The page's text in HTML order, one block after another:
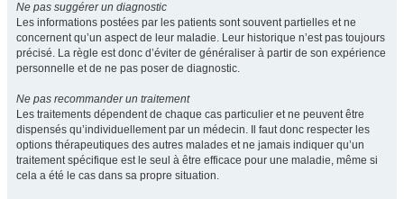
Ne pas suggérer un diagnostic
Les informations postées par les patients sont souvent partielles et ne
concernent qu’un aspect de leur maladie. Leur historique n’est pas toujours
précisé. La règle est donc d’éviter de généraliser à partir de son expérience
personnelle et de ne pas poser de diagnostic.
Ne pas recommander un traitement
Les traitements dépendent de chaque cas particulier et ne peuvent être
dispensés qu’individuellement par un médecin. Il faut donc respecter les
options thérapeutiques des autres malades et ne jamais indiquer qu’un
traitement spécifique est le seul à être efficace pour une maladie, même si
cela a été le cas dans sa propre situation.